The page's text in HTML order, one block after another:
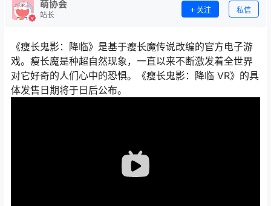
萌协会
站长
关注 私信
《瘦长鬼影：降临》是基于瘦长魔传说改编的官方电子游
戏。瘦长魔是种超自然现象，一直以来不断激发着全世界
对它好奇的人们心中的恐惧。《瘦长鬼影：降临 VR》的具
体发售日期将于日后公布。